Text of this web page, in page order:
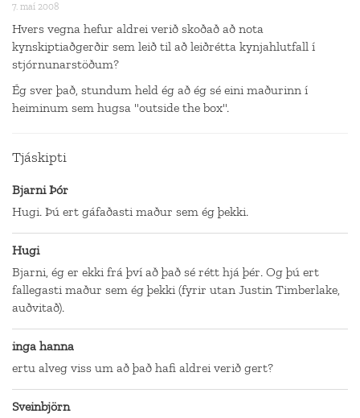
7. maí 2008
Hvers vegna hefur aldrei verið skoðað að nota
kynskiptiaðgerðir sem leið til að leiðrétta kynjahlutfall í
stjórnunarstöðum?
Ég sver það, stundum held ég að ég sé eini maðurinn í
heiminum sem hugsa "outside the box".
Tjáskipti
Bjarni Þór
Hugi. Þú ert gáfaðasti maður sem ég þekki.
Hugi
Bjarni, ég er ekki frá því að það sé rétt hjá þér. Og þú ert
fallegasti maður sem ég þekki (fyrir utan Justin Timberlake,
auðvitað).
inga hanna
ertu alveg viss um að það hafi aldrei verið gert?
Sveinbjörn